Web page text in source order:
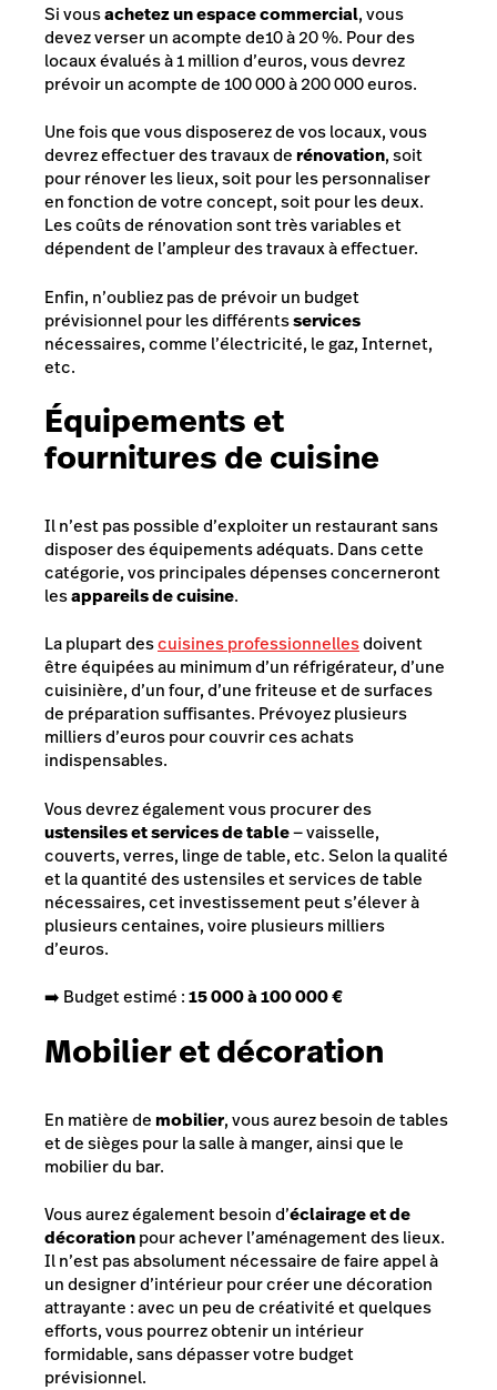
Si vousachetez un espace commercial, vous
devez verser un acompte de10 à 20 %. Pour des
locaux évalués à 1 million d’euros, vous devrez
prévoir un acompte de 100 000 à 200 000 euros.
Une fois que vous disposerez de vos locaux, vous
devrez effectuer des travaux derénovation, soit
pour rénover les lieux, soit pour les personnaliser
en fonction de votre concept, soit pour les deux.
Les coûts de rénovation sont très variables et
dépendent de l’ampleur des travaux à effectuer.
Enfin, n’oubliez pas de prévoir un budget
prévisionnel pour les différentsservices
nécessaires, comme l’électricité, le gaz, Internet,
etc.
Équipements et
fournitures de cuisine
Il n’est pas possible d’exploiter un restaurant sans
disposer des équipements adéquats. Dans cette
catégorie, vos principales dépenses concerneront
lesappareils de cuisine.
La plupart descuisinesprofessionnellesdoivent
être équipées au minimum d’un réfrigérateur, d’une
cuisinière, d’un four, d’une friteuse et de surfaces
de préparation suffisantes. Prévoyez plusieurs
milliers d’euros pour couvrir ces achats
indispensables.
Vous devrez également vous procurer des
ustensiles et services de table— vaisselle,
couverts, verres, linge de table, etc. Selon la qualité
et la quantité des ustensiles et services de table
nécessaires, cet investissement peut s’élever à
plusieurs centaines, voire plusieurs milliers
d’euros.
➡️ Budget estimé :15 000 à 100 000 €
Mobilier et décoration
En matière demobilier, vous aurez besoin de tables
et de sièges pour la salle à manger, ainsi que le
mobilier du bar.
Vous aurez également besoin d’éclairage et de
décorationpour achever l’aménagement des lieux.
Il n’est pas absolument nécessaire de faire appel à
un designer d’intérieur pour créer une décoration
attrayante : avec un peu de créativité et quelques
efforts, vous pourrez obtenir un intérieur
formidable, sans dépasser votre budget
prévisionnel.